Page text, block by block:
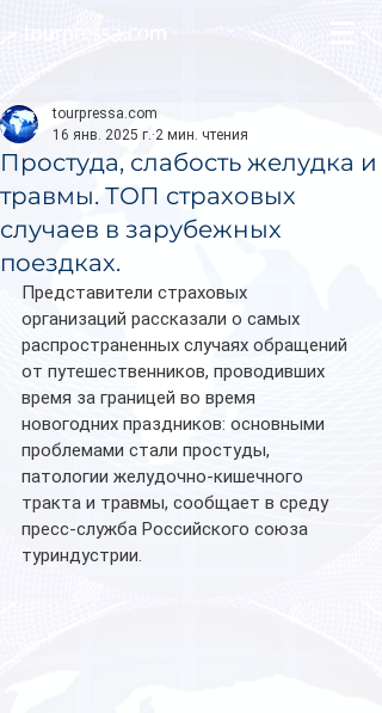
Простуда, слабость желудка и
травмы. ТОП страховых
случаев в зарубежных
поездках.
tourpressa.com
16 янв. 2025 г. 2 мин. чтения
Представители страховых
организаций рассказали о самых
распространенных случаях обращений
от путешественников, проводивших
время за границей во время
новогодних праздников: основными
проблемами стали простуды,
патологии желудочно-кишечного
тракта и травмы, сообщает в среду
пресс-служба Российского союза
туриндустрии.